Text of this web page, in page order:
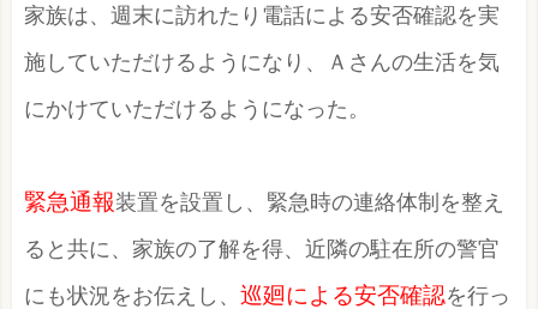
家族は、週末に訪れたり電話による安否確認を実
施していただけるようになり、Ａさんの生活を気
にかけていただけるようになった。
緊急通報装置を設置し、緊急時の連絡体制を整え
ると共に、家族の了解を得、近隣の駐在所の警官
にも状況をお伝えし、 巡廻による安否確認を行っ